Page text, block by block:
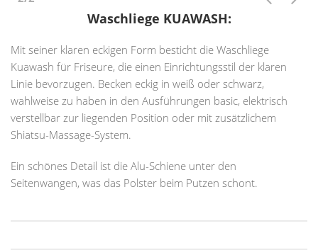
Waschliege KUAWASH:
Mit seiner klaren eckigen Form besticht die Waschliege
Kuawash für Friseure, die einen Einrichtungsstil der klaren
Linie bevorzugen. Becken eckig in weiß oder schwarz,
wahlweise zu haben in den Ausführungen basic, elektrisch
verstellbar zur liegenden Position oder mit zusätzlichem
Shiatsu-Massage-System.
Ein schönes Detail ist die Alu-Schiene unter den
Seitenwangen, was das Polster beim Putzen schont.